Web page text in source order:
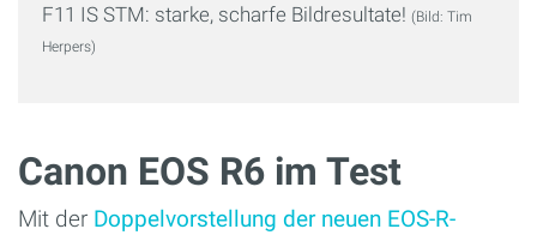
F11 IS STM: starke, scharfe Bildresultate! (Bild: Tim
Herpers)
Canon EOS R6 im Test
Mit der Doppelvorstellung der neuen EOS-R-